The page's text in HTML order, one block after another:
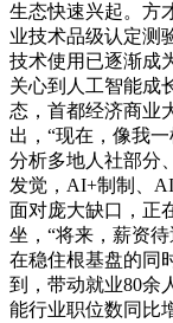
生态快速兴起。方
业技术品级认定测
技术使用已逐渐成
关心到人工智能成
态，首都经济商业
出，“现在，像我
分析多地人社部分
发觉，AI+制制、
面对庞大缺口，正
坐，“将来，薪资
在稳住根基盘的同
到，带动就业80余
能行业职位数同比